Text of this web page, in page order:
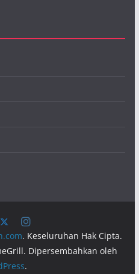
. Keseluruhan Hak Cipta.
Dipersembahkan oleh
.